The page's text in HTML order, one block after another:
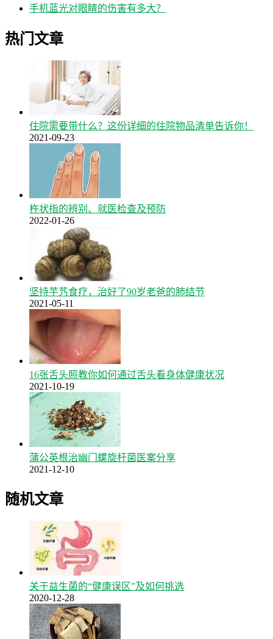
手机蓝光对眼睛的伤害有多大？
热门文章
住院需要带什么？这份详细的住院物品清单告诉你！
2021-09-23
杵状指的辨别、就医检查及预防
2022-01-26
坚持芋艿食疗，治好了90岁老爸的肺结节
2021-05-11
16张舌头照教你如何通过舌头看身体健康状况
2021-10-19
蒲公英根治幽门螺旋杆菌医案分享
2021-12-10
随机文章
关于益生菌的“健康误区”及如何挑选
2020-12-28